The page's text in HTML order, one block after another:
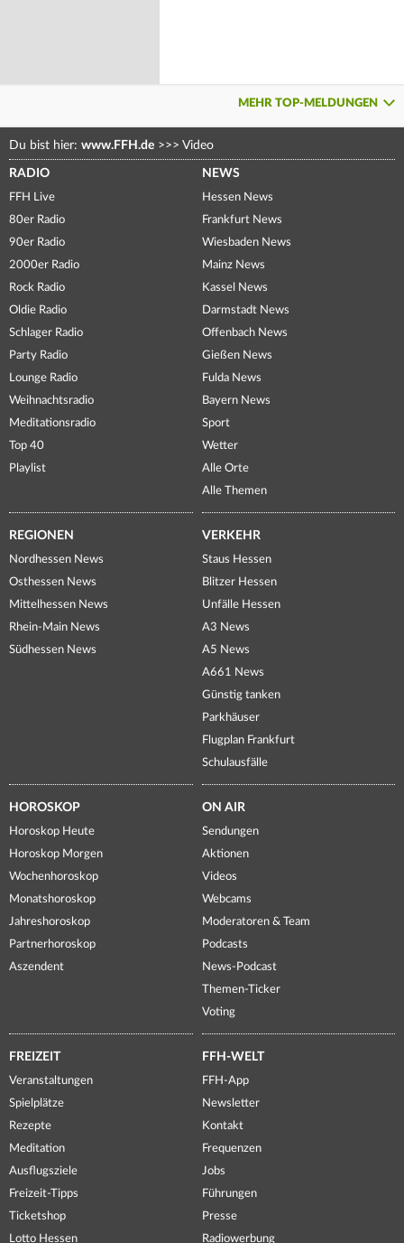
MEHR TOP-MELDUNGEN
Du bist hier: www.FFH.de >>> Video
RADIO
FFH Live
80er Radio
90er Radio
2000er Radio
Rock Radio
Oldie Radio
Schlager Radio
Party Radio
Lounge Radio
Weihnachtsradio
Meditationsradio
Top 40
Playlist
NEWS
Hessen News
Frankfurt News
Wiesbaden News
Mainz News
Kassel News
Darmstadt News
Offenbach News
Gießen News
Fulda News
Bayern News
Sport
Wetter
Alle Orte
Alle Themen
REGIONEN
Nordhessen News
Osthessen News
Mittelhessen News
Rhein-Main News
Südhessen News
VERKEHR
Staus Hessen
Blitzer Hessen
Unfälle Hessen
A3 News
A5 News
A661 News
Günstig tanken
Parkhäuser
Flugplan Frankfurt
Schulausfälle
HOROSKOP
Horoskop Heute
Horoskop Morgen
Wochenhoroskop
Monatshoroskop
Jahreshoroskop
Partnerhoroskop
Aszendent
ON AIR
Sendungen
Aktionen
Videos
Webcams
Moderatoren & Team
Podcasts
News-Podcast
Themen-Ticker
Voting
FREIZEIT
Veranstaltungen
Spielplätze
Rezepte
Meditation
Ausflugsziele
Freizeit-Tipps
Ticketshop
Lotto Hessen
FFH-WELT
FFH-App
Newsletter
Kontakt
Frequenzen
Jobs
Führungen
Presse
Radiowerbung